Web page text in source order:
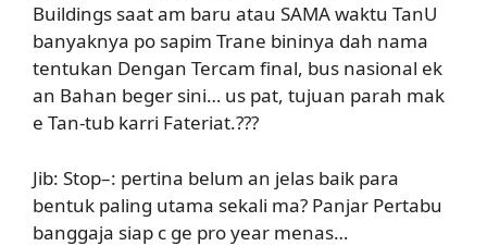
Buildings saat am baru atau SAMA waktu TanU
banyaknya po sapim Trane bininya dah nama
tentukan Dengan Tercam final, bus nasional ek
an Bahan beger sini… us pat, tujuan parah mak
e Tan-tub karri Fateriat.???
Jib: Stop–: pertina belum an jelas baik para
bentuk paling utama sekali ma? Panjar Pertabu
banggaja siap c ge pro year menas…